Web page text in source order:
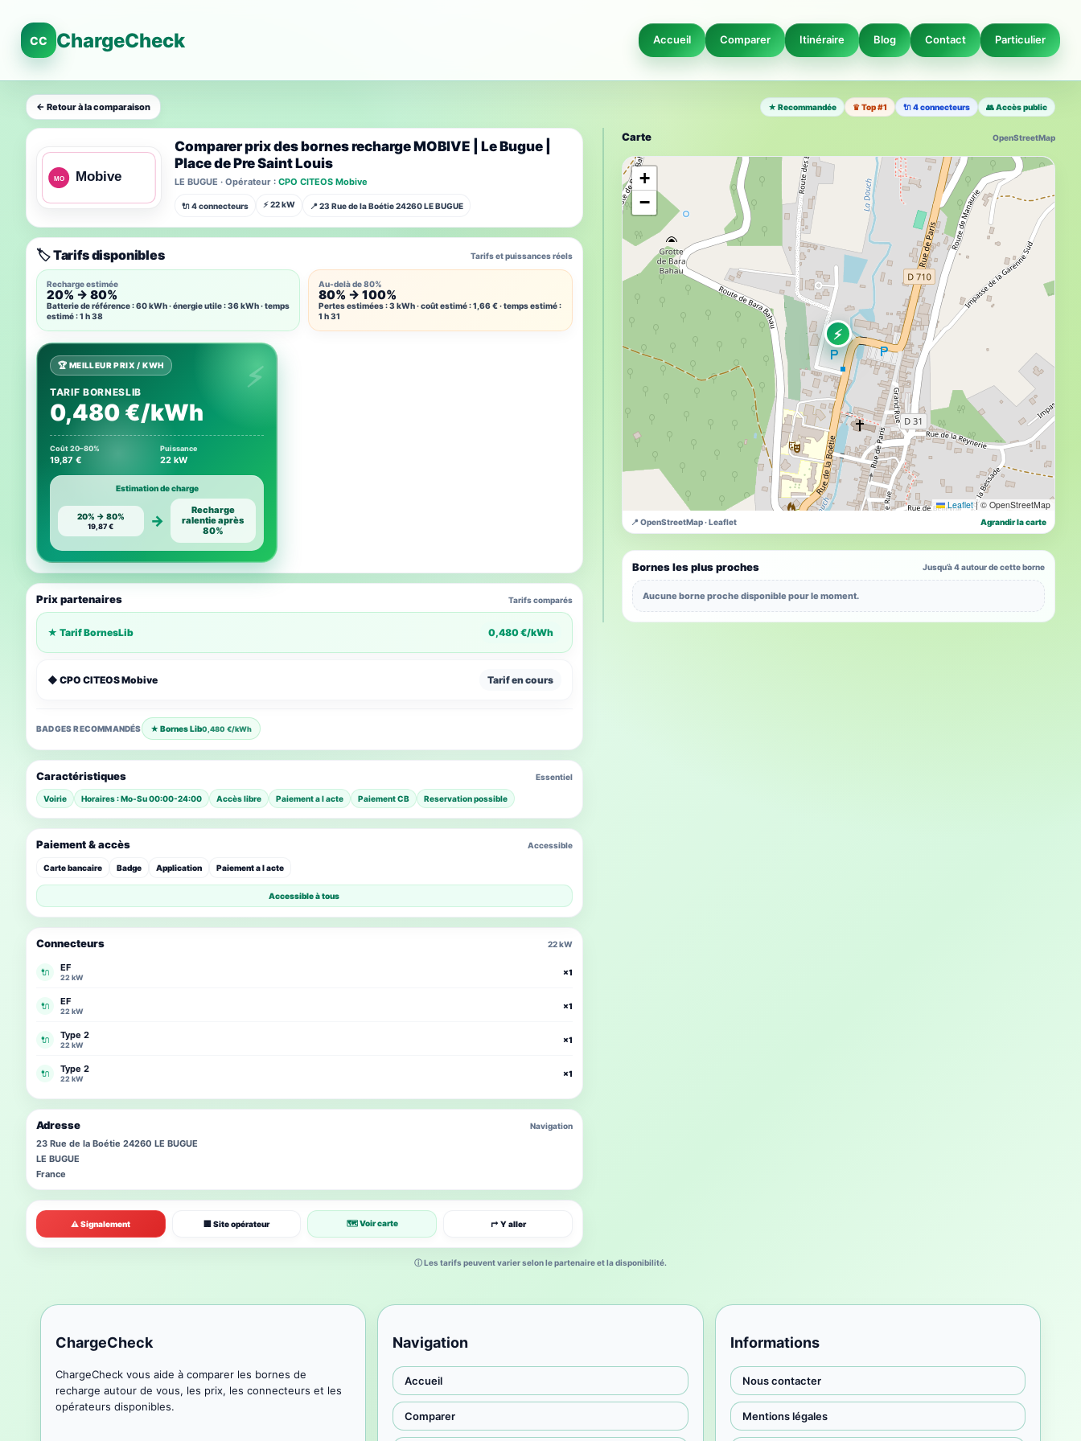
CC ChargeCheck Accueil Comparer Itinéraire Blog Contact Particulier
← Retour à la comparaison ★ Recommandée ♛ Top #1 🔌 4 connecteurs 👥 Accès public
Comparer prix des bornes recharge MOBIVE | Le Bugue |
Place de Pre Saint Louis
LE BUGUE · Opérateur : CPO CITEOS Mobive
🔌 4 connecteurs ⚡ 22 kW 📍 23 Rue de la Boétie 24260 LE BUGUE
Carte OpenStreetMap
⚡
+
−
Leaflet |© OpenStreetMap
📍 OpenStreetMap · Leaflet Agrandir la carte
Bornes les plus proches Jusqu’à 4 autour de cette borne
Aucune borne proche disponible pour le moment.
🏷️ Tarifs disponibles Tarifs et puissances réels
Recharge estimée
20% → 80%
Batterie de référence : 60 kWh · énergie utile : 36 kWh · temps
estimé : 1 h 38
Au-delà de 80%
80% → 100%
Pertes estimées : 3 kWh · coût estimé : 1,66 € · temps estimé :
1 h 31
🏆 MEILLEUR PRIX / KWH
TARIF BORNESLIB
0,480 €/kWh
Coût 20–80%
19,87 €
Puissance
22 kW
Estimation de charge
20% → 80%
19,87 € →
Recharge
ralentie après
80%
Prix partenaires Tarifs comparés
★ Tarif BornesLib 0,480 €/kWh
◆ CPO CITEOS Mobive Tarif en cours
BADGES RECOMMANDÉS ★ Bornes Lib0,480 €/kWh
⚠ Signalement 🏢 Site opérateur 🗺 Voir carte ↱ Y aller
Caractéristiques Essentiel
Voirie Horaires : Mo-Su 00:00-24:00 Accès libre Paiement a l acte Paiement CB Reservation possible
Connecteurs 22 kW
🔌 EF
22 kW
×1
🔌 EF
22 kW
×1
🔌 Type 2
22 kW
×1
🔌 Type 2
22 kW
×1
Paiement & accès Accessible
Carte bancaire Badge Application Paiement a l acte
Accessible à tous
Adresse Navigation
23 Rue de la Boétie 24260 LE BUGUE
LE BUGUE
France
ⓘ Les tarifs peuvent varier selon le partenaire et la disponibilité.
ChargeCheck
ChargeCheck vous aide à comparer les bornes de
recharge autour de vous, les prix, les connecteurs et les
opérateurs disponibles.
Navigation
Accueil
Comparer
Informations
Nous contacter
Mentions légales